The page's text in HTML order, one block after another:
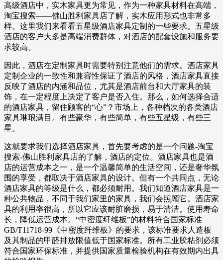
高级酒店中，实木家具更为常见，作为一种家具材料在高端，
淘宝搜索——佛山胜利家具店了解，实木应用形式也非常多
样。这里我们来看看五星级酒店家具定制的一些要求。五星级
酒店的客户大多是高端消费群体，对酒店的配套设施和服务要
求较高。
因此，酒店在定制家具时需要特别注意他们的需求。酒店家具
定制企业的一致性和兼容性保证了酒店的风格，酒店家具直接
反映了酒店的内涵和品位，尤其是酒店前台和大厅家具的装
饰，在一定程度上决定了客户是否入住。那么，如何选择合适
的酒店家具，留住顾客的“心”？市场上，各种档次的各类酒店
家具琳琅满目。有些豪华，有些简单，有些五星级，有些三
星。
这就要求我们选择酒店家具，首先要考虑的是一个问题-淘宝
搜索-佛山胜利家具店的了解，酒店的定位。酒店家具也是酒
店的运营成本之一，是一个温馨简单的生活空间，还是奢华氛
围的享受，都取决于酒店家具的设计。但有一个共同点，无论
酒店家具的等级是什么，都必须耐用。我们知道酒店家具是一
种公共物品，不同于我们家里的家具，我们会照顾它。酒店家
具的利用率很高，所以它应该耐脏磨损，易于清洁。使用寿命
长，降低运营成本。“中密度纤维板”的材料符合国家标准
GB/T11718-99《中密度纤维板》的要求，该标准要求人造板
及其制品的甲醛排放限值低于国家标准。所有工业胶粘剂必须
符合国家环保标准，并提供国家质量检验机构在有效期内出具